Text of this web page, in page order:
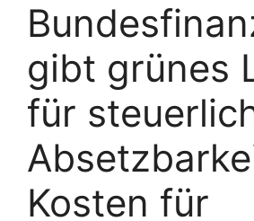
gibt grünes
für
Kosten für